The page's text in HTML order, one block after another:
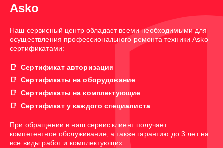
Asko
Наш сервисный центр обладает всеми необходимыми для
осуществления профессионального ремонта техники Asko
сертификатами:
Сертификат авторизации
Сертификаты на оборудование
Сертификаты на комплектующие
Сертификат у каждого специалиста
При обращении в наш сервис клиент получает
компетентное обслуживание, а также гарантию до 3 лет на
все виды работ и комплектующих.